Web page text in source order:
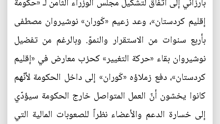
إقليم كردستان»، وعد زعيم «كَوران» نوشيروان مصطفى
بأربع سنوات من الاستقرار والنموّ. وبالرغم من تفضيل
نوشيروان بقاء «حركة التغيير» كحزب معارض في «إقليم
كردستان»، دفع زملاؤه «كَوران» إلى داخل الحكومة لأنّهم
كانوا يخشون أنّ العمل المتواصل خارج الحكومة سيؤدّي
إلى خسارة الدعم والأعضاء نظراً للصعوبات المالية التي